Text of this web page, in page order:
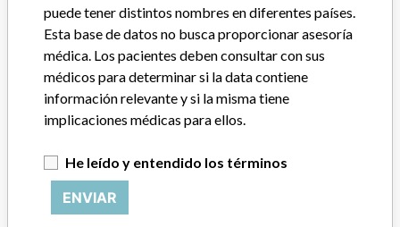
HISTORIAS EN SU CORREO
¿Trabaja en la industria médica? ¿O tiene experiencia con
puede tener distintos nombres en diferentes países.
Esta base de datos no busca proporcionar asesoría
médica. Los pacientes deben consultar con sus
médicos para determinar si la data contiene
información relevante y si la misma tiene
implicaciones médicas para ellos.
He leído y entendido los términos
ENVIAR